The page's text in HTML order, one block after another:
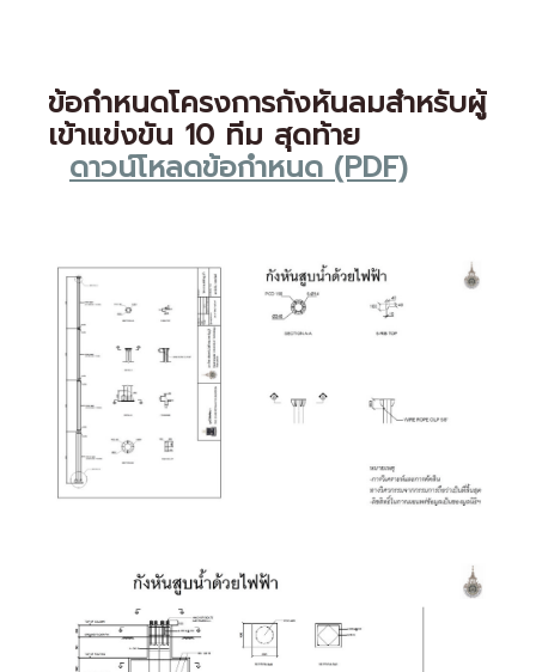
ข้อกำหนดโครงการกังหันลมสำหรับผู้
เข้าแข่งขัน 10 ทีม สุดท้าย
ดาวน์โหลดข้อกำหนด (PDF)